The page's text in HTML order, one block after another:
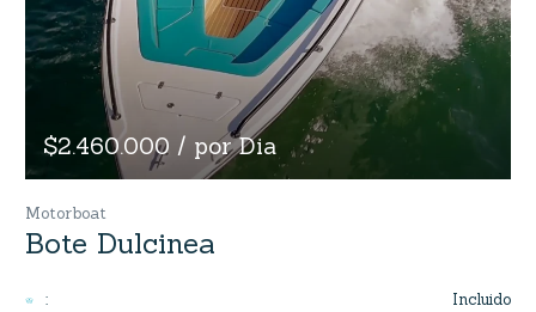
$2.460.000 / por Dia
Motorboat
Bote Dulcinea
: Incluido